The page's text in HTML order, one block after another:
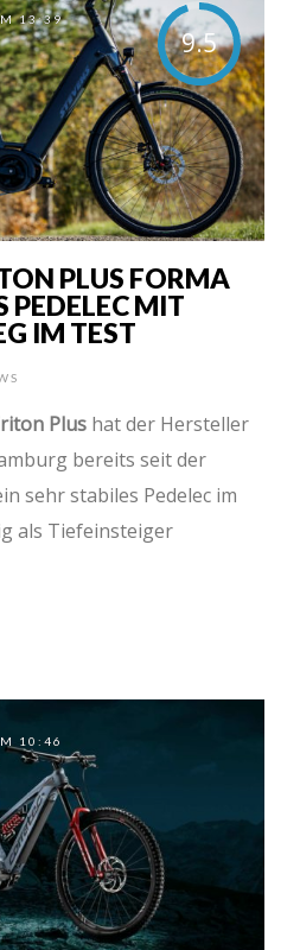
9.5
13:39
PLUS FORMA
PEDELEC MIT
IM TEST
Plus hat der Hersteller
bereits seit der
sehr stabiles Pedelec im
als Tiefeinsteiger
10:46